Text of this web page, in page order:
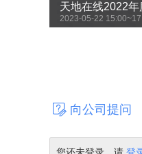
天地在线2022
2023-05-22
向公司提问